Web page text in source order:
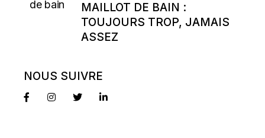
MAILLOT DE BAIN :
TOUJOURS TROP, JAMAIS
ASSEZ
NOUS SUIVRE